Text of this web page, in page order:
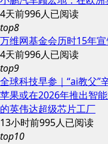
4天前996人已阅读
top8
万维网基金会历时15年
4天前996人已阅读
top9
全球科技早参｜“ai教父”
苹果或在2026年推出智
的英伟达超级芯片工厂
13小时前995人已阅读
top10